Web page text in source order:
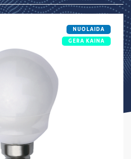
NUOLAIDA
GERA KAINA